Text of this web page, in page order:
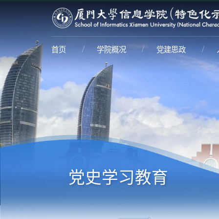
首页 学院概况 党建思政
党史学习教育